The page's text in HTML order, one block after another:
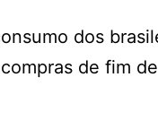
dos
de fim